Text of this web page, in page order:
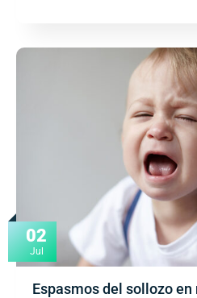
02
Jul
Espasmos del sollozo en